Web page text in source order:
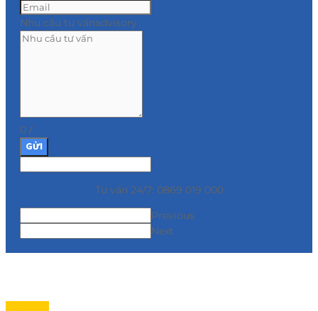
Nhu cầu tư vấnadvisory
0 /
GỬI
Tư vấn 24/7: 0869 019 000
Previous
Next